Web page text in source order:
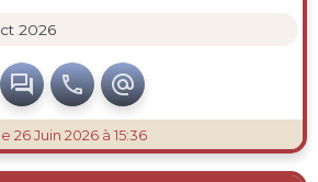
2026
  
le 26 Juin 2026 à 15:36